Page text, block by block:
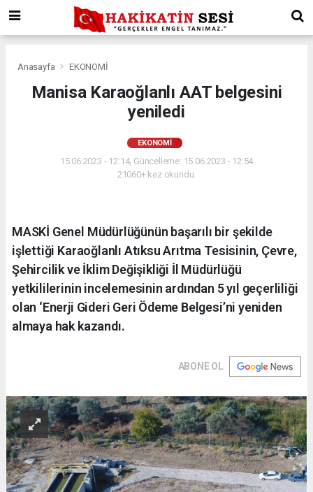
Anasayfa EKONOMİ
Manisa Karaoğlanlı AAT belgesini
yeniledi
EKONOMİ
15.06.2023 - 12:14, Güncelleme: 15.06.2023 - 12:54
21060+ kez okundu.
MASKİ Genel Müdürlüğünün başarılı bir şekilde
işlettiği Karaoğlanlı Atıksu Arıtma Tesisinin, Çevre,
Şehircilik ve İklim Değişikliği İl Müdürlüğü
yetkililerinin incelemesinin ardından 5 yıl geçerliliği
olan ‘Enerji Gideri Geri Ödeme Belgesi’ni yeniden
almaya hak kazandı.
ABONE OL